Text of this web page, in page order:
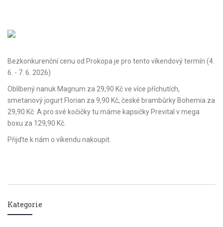
Bezkonkurenční cenu od Prokopa je pro tento víkendový termín (4.
6. - 7. 6. 2026)
Oblíbený nanuk Magnum za 29,90 Kč ve více příchutích,
smetanový jogurt Florian za 9,90 Kč, české brambůrky Bohemia za
29,90 Kč. A pro své kočičky tu máme kapsičky Prevital v mega
boxu za 129,90 Kč.
Přijďte k nám o víkendu nakoupit.
Kategorie